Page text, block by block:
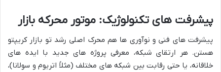
پیشرفت های تکنولوژیک: موتور محرکه بازار
پیشرفت های فنی و نوآوری ها هم محرک اصلی رشد تو بازار کریپتو
هستن. هر ارتقای شبکه، معرفی پروژه های جدید با ایده های
خلاقانه، یا حتی رقابت بین شبکه های مختلف (مثلاً اتریوم و سولانا)،